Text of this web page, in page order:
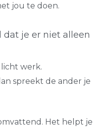
jou te doen.
dat je er niet alleen
werk.
spreekt de ander je
Het helpt je